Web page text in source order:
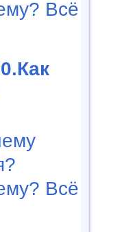
Всё
Всё